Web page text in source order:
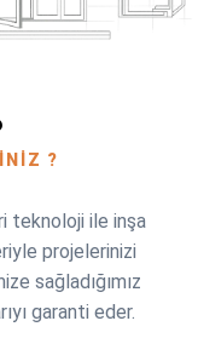
?
teknoloji ile inşa
projelerinizi
sağladığımız
garanti eder.